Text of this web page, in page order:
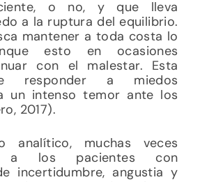
o no, y que lleva
a la ruptura del equilibrio.
mantener a toda costa lo
esto en ocasiones
con el malestar. Esta
responder a miedos
un intenso temor ante los
2017).
analítico, muchas veces
a los pacientes con
incertidumbre, angustia y